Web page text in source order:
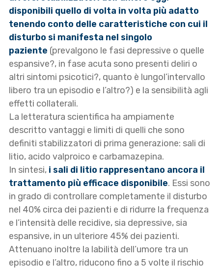
disponibili quello di volta in volta più adatto
tenendo conto delle caratteristiche con cui il
disturbo si manifesta nel singolo
paziente (prevalgono le fasi depressive o quelle
espansive?, in fase acuta sono presenti deliri o
altri sintomi psicotici?, quanto è lungol’intervallo
libero tra un episodio e l’altro?) e la sensibilità agli
effetti collaterali.
La letteratura scientifica ha ampiamente
descritto vantaggi e limiti di quelli che sono
definiti stabilizzatori di prima generazione: sali di
litio, acido valproico e carbamazepina.
In sintesi, i sali di litio rappresentano ancora il
trattamento più efficace disponibile. Essi sono
in grado di controllare completamente il disturbo
nel 40% circa dei pazienti e di ridurre la frequenza
e l’intensità delle recidive, sia depressive, sia
espansive, in un ulteriore 45% dei pazienti.
Attenuano inoltre la labilità dell’umore tra un
episodio e l’altro, riducono fino a 5 volte il rischio